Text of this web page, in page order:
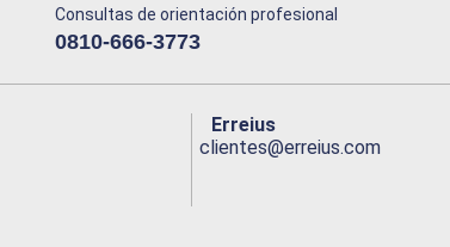
Consultas de orientación profesional
0810-666-3773
Erreius
clientes@erreius.com